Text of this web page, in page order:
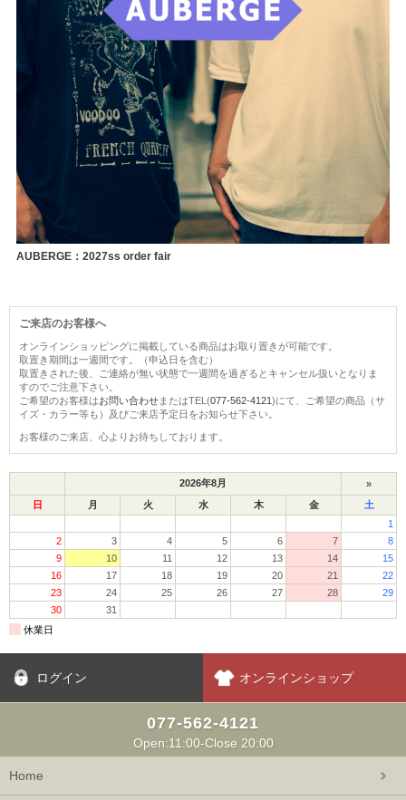
AUBERGE：2027ss order fair
ご来店のお客様へ
オンラインショッピングに掲載している商品はお取り置きが可能です。
取置き期間は一週間です。（申込日を含む）
取置きされた後、ご連絡が無い状態で一週間を過ぎるとキャンセル扱いとなりま
すのでご注意下さい。
ご希望のお客様はお問い合わせまたはTEL(077-562-4121)にて、ご希望の商品（サ
イズ・カラー等も）及びご来店予定日をお知らせ下さい。
お客様のご来店、心よりお待ちしております。
ログイン オンラインショップ
077-562-4121
Open:11:00-Close 20:00
Home